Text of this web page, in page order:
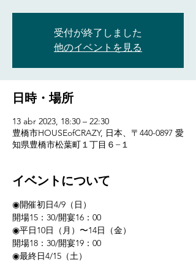
受付が終了しました
他のイベントを見る
日時・場所
13 abr 2023, 18:30 – 22:30
豊橋市HOUSEofCRAZY, 日本、〒440-0897 愛
知県豊橋市松葉町１丁目６−１
イベントについて
◉開催初日4/9（日）
開場15：30/開宴16：00
◉平日10日（月）〜14日（金）
開場18：30/開宴19：00
◉最終日4/15（土）